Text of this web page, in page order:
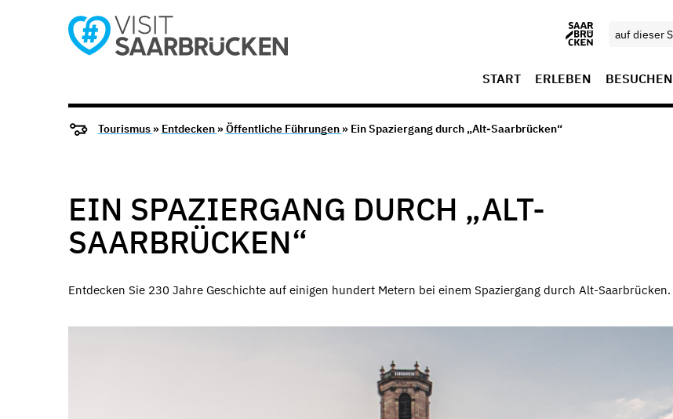
START ERLEBEN BESUCHEN
Tourismus » Entdecken »Öffentliche Führungen » Ein Spaziergang durch „Alt-Saarbrücken“
EIN SPAZIERGANG DURCH „ALT-
SAARBRÜCKEN“
Entdecken Sie 230 Jahre Geschichte auf einigen hundert Metern bei einem Spaziergang durch Alt-Saarbrücken.